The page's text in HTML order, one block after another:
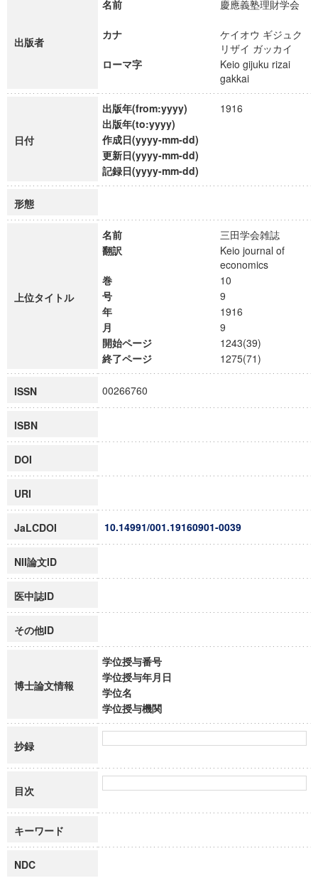
出版者
名前 慶應義塾理財学会
カナ
ケイオウ ギジュク
リザイ ガッカイ
ローマ字
Keio gijuku rizai
gakkai
日付
出版年(from:yyyy)
1916
出版年(to:yyyy)
作成日(yyyy-mm-dd)
更新日(yyyy-mm-dd)
記録日(yyyy-mm-dd)
形態
上位タイトル
名前
三田学会雑誌
翻訳
Keio journal of
economics
巻
10
号
9
年
1916
月
9
開始ページ
1243(39)
終了ページ
1275(71)
ISSN 00266760
ISBN
DOI
URI
JaLCDOI 10.14991/001.19160901-0039
NII論文ID
医中誌ID
その他ID
博士論文情報
学位授与番号
学位授与年月日
学位名
学位授与機関
抄録
目次
キーワード
NDC